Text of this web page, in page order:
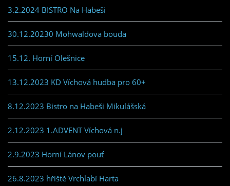
3.2.2024 BISTRO Na Habeši
30.12.20230 Mohwaldova bouda
15.12. Horní Olešnice
13.12.2023 KD Víchová hudba pro 60+
8.12.2023 Bistro na Habeši Mikulášská
2.12.2023 1.ADVENT Víchová n.j
2.9.2023 Horní Lánov pouť
26.8.2023 hřiště Vrchlabí Harta